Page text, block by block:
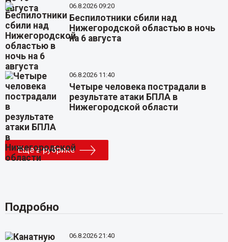
06.8.2026 09:20
Беспилотники сбили над
Нижегородской областью в ночь
на 6 августа
06.8.2026 11:40
Четыре человека пострадали в
результате атаки БПЛА в
Нижегородской области
Еще в рубрике
Подробно
06.8.2026 21:40